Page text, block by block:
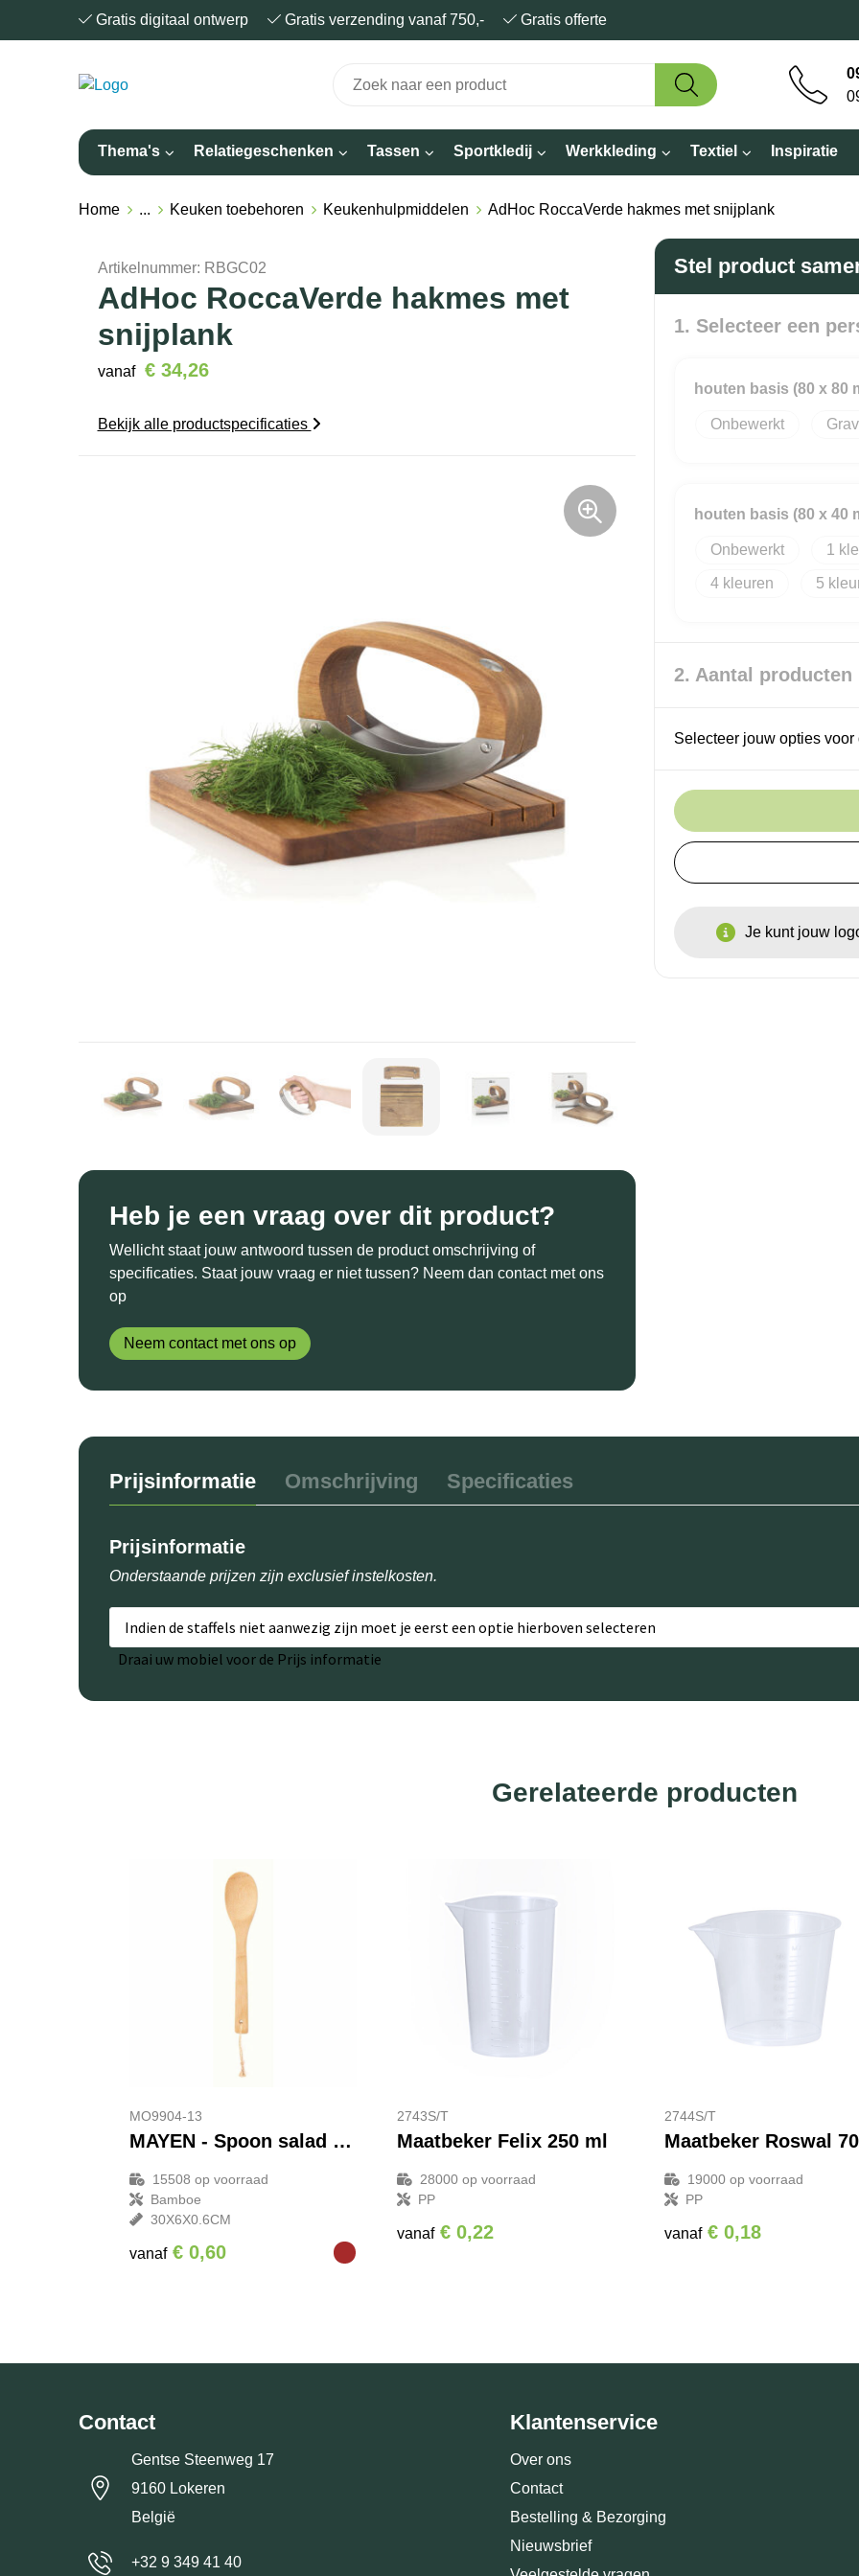
Gratis digitaal ontwerp Gratis verzending vanaf 750,- Gratis offerte
Thema's Relatiegeschenken Tassen Sportkledij Werkkleding Textiel Inspiratie
Home ... Keuken toebehoren Keukenhulpmiddelen AdHoc RoccaVerde hakmes met snijplank
Artikelnummer: RBGC02
AdHoc RoccaVerde hakmes met
snijplank
vanaf € 34,26
Bekijk alle productspecificaties
Heb je een vraag over dit product?
Wellicht staat jouw antwoord tussen de product omschrijving of
specificaties. Staat jouw vraag er niet tussen? Neem dan contact met ons
op
Neem contact met ons op
Stel product
1. Selecteer een
houten basis (80 x 80
Onbewerkt
houten basis (80 x 40
Onbewerkt 1
4 5
2. Aantal producten
Selecteer jouw opties
Je kunt jouw
Prijsinformatie Omschrijving Specificaties
Prijsinformatie
Onderstaande prijzen zijn exclusief instelkosten.
Indien de staffels niet aanwezig zijn moet je eerst een optie hierboven selecteren
Draai uw mobiel voor de Prijs informatie
Gerelateerde producten
MO9904-13
MAYEN - Spoon salad bamboo
15508 op voorraad
Bamboe
30X6X0.6CM
vanaf € 0,60
2743S/T
Maatbeker Felix 250 ml
28000op voorraad
PP
vanaf € 0,22
2744S/T
Maatbeker Roswal
19000 op voorraad
PP
vanaf € 0,18
Contact
Gentse Steenweg 17
9160 Lokeren
België
+32 9 349 41 40
Klantenservice
Over ons
Contact
Bestelling & Bezorging
Nieuwsbrief